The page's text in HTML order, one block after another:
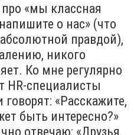
«мы классная
о нас» (что
правдой),
никого
Ко мне регулярно
HR-специалисты
«Расскажите,
быть интересно?»
отвечаю: «Друзья,